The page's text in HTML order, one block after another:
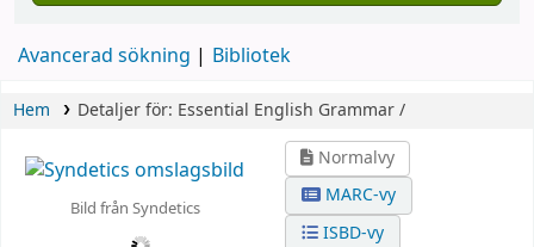
Avancerad sökning Bibliotek
Hem Detaljer för: Essential English Grammar /
Bild från Syndetics
Normalvy
MARC-vy
ISBD-vy